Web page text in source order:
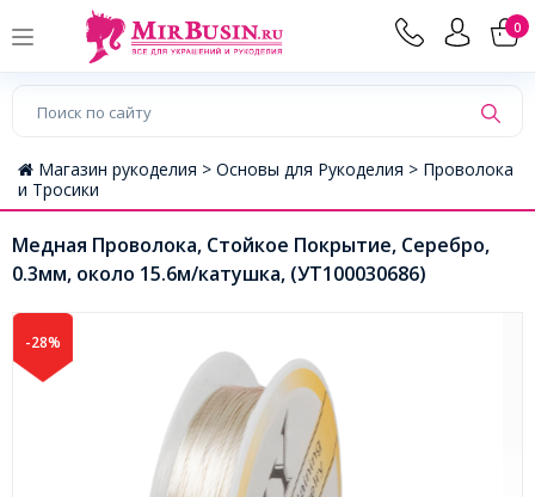
0
Магазин рукоделия > Основы для Рукоделия > Проволока
и Тросики
Медная Проволока, Стойкое Покрытие, Серебро,
0.3мм, около 15.6м/катушка, (УТ100030686)
-28%